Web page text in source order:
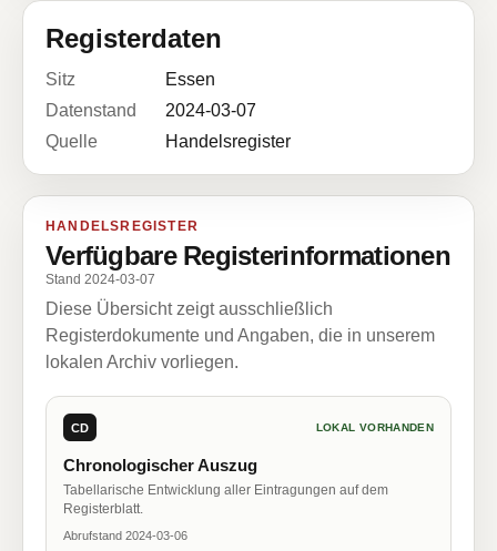
Registerdaten
Sitz
Essen
Datenstand
2024-03-07
Quelle
Handelsregister
HANDELSREGISTER
Verfügbare Registerinformationen
Stand 2024-03-07
Diese Übersicht zeigt ausschließlich
Registerdokumente und Angaben, die in unserem
lokalen Archiv vorliegen.
CD LOKAL VORHANDEN
Chronologischer Auszug
Tabellarische Entwicklung aller Eintragungen auf dem
Registerblatt.
Abrufstand 2024-03-06